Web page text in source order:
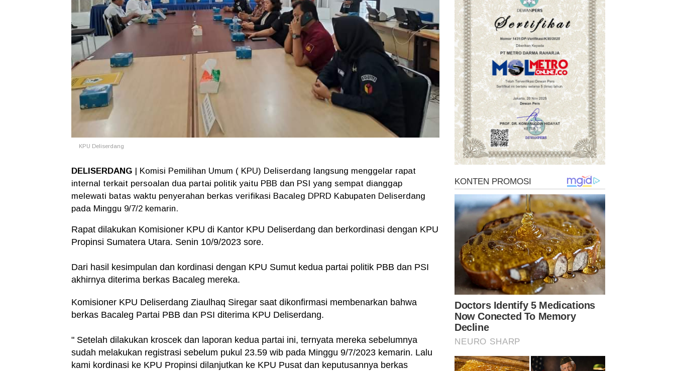
KPU Deliserdang
DELISERDANG | Komisi Pemilihan Umum ( KPU) Deliserdang langsung menggelar rapat
internal terkait persoalan dua partai politik yaitu PBB dan PSI yang sempat dianggap
melewati batas waktu penyerahan berkas verifikasi Bacaleg DPRD Kabupaten Deliserdang
pada Minggu 9/7/2 kemarin.
Rapat dilakukan Komisioner KPU di Kantor KPU Deliserdang dan berkordinasi dengan KPU
Propinsi Sumatera Utara. Senin 10/9/2023 sore.
Dari hasil kesimpulan dan kordinasi dengan KPU Sumut kedua partai politik PBB dan PSI
akhirnya diterima berkas Bacaleg mereka.
Komisioner KPU Deliserdang Ziaulhaq Siregar saat dikonfirmasi membenarkan bahwa
berkas Bacaleg Partai PBB dan PSI diterima KPU Deliserdang.
" Setelah dilakukan kroscek dan laporan kedua partai ini, ternyata mereka sebelumnya
sudah melakukan registrasi sebelum pukul 23.59 wib pada Minggu 9/7/2023 kemarin. Lalu
kami kordinasi ke KPU Propinsi dilanjutkan ke KPU Pusat dan keputusannya berkas